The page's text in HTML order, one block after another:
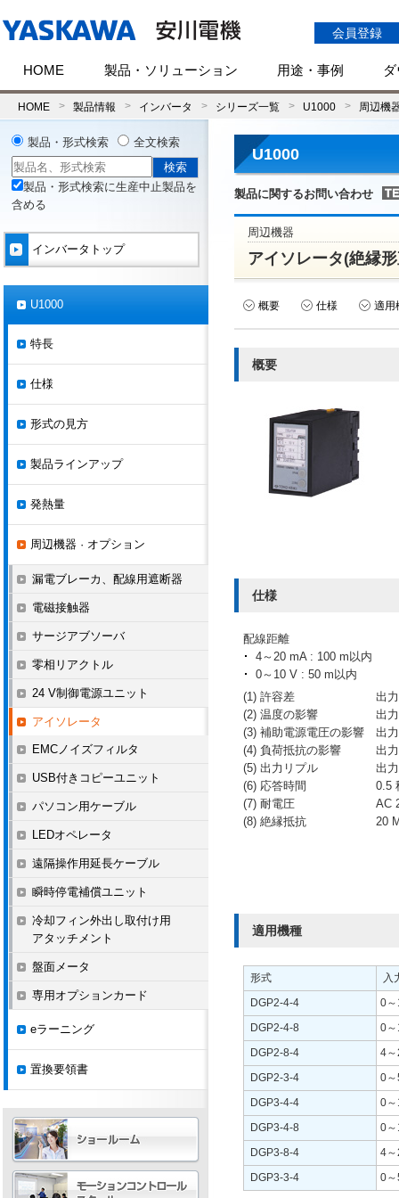
会員登録
HOME 製品・ソリューション 用途・事例
HOME 製品情報 インバータ シリーズ一覧 U1000 周辺機
U1000
製品に関するお問い合わせ
周辺機器
アイソレータ(絶縁
概要 仕様 適用
概要
仕様
配線距離
4～20 mA : 100 m以内
0～10 V : 50 m以内
(1) 許容差
出
(2) 温度の影響
出
(3) 補助電源電圧の影響
出
(4) 負荷抵抗の影響
出
(5) 出力リプル
出
(6) 応答時間
0.5
(7) 耐電圧
AC
(8) 絶縁抵抗
20
適用機種
形式
入
DGP2-4-4
0
DGP2-4-8
0
DGP2-8-4
4
DGP2-3-4
0
DGP3-4-4
0
DGP3-4-8
0
DGP3-8-4
4
DGP3-3-4
0
製品・形式検索 全文検索
製品・形式検索に生産中止製品を
含める
インバータトップ
U1000
特長
仕様
形式の見方
製品ラインアップ
発熱量
周辺機器 · オプション
漏電ブレーカ、配線用遮断器
電磁接触器
サージアブソーバ
零相リアクトル
24 V制御電源ユニット
アイソレータ
EMCノイズフィルタ
USB付きコピーユニット
パソコン用ケーブル
LEDオペレータ
遠隔操作用延長ケーブル
瞬時停電補償ユニット
冷却フィン外出し取付け用
アタッチメント
盤面メータ
専用オプションカード
eラーニング
置換要領書